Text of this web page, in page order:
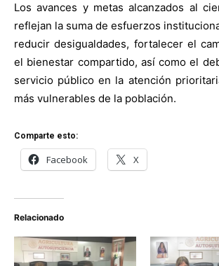
Los avances y metas alcanzados al
reflejan la suma de esfuerzos
reducir desigualdades, fortalecer el
el bienestar compartido, así como el
servicio público en la atención
más vulnerables de la población.
Comparte esto:
Facebook X
Relacionado